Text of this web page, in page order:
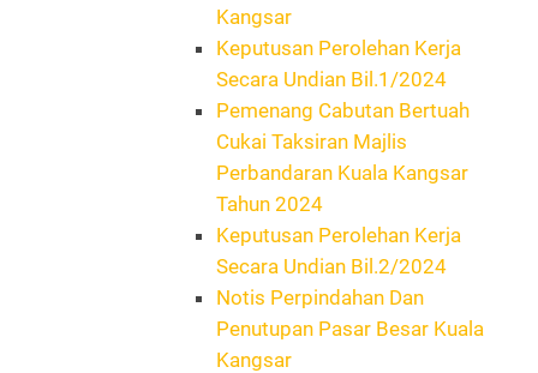
Kangsar
Keputusan Perolehan Kerja
Secara Undian Bil.1/2024
Pemenang Cabutan Bertuah
Cukai Taksiran Majlis
Perbandaran Kuala Kangsar
Tahun 2024
Keputusan Perolehan Kerja
Secara Undian Bil.2/2024
Notis Perpindahan Dan
Penutupan Pasar Besar Kuala
Kangsar